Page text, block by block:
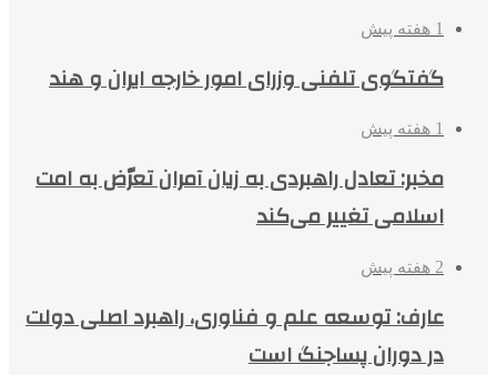
1 هفته پیش
گفتگوی تلفنی وزرای امور خارجه ایران و هند
1 هفته پیش
مخبر: تعادل راهبردی به زیان آمران تعرّض به امت
اسلامی تغییر می‌کند
2 هفته پیش
عارف: توسعه علم و فناوری، راهبرد اصلی دولت
در دوران پساجنگ است